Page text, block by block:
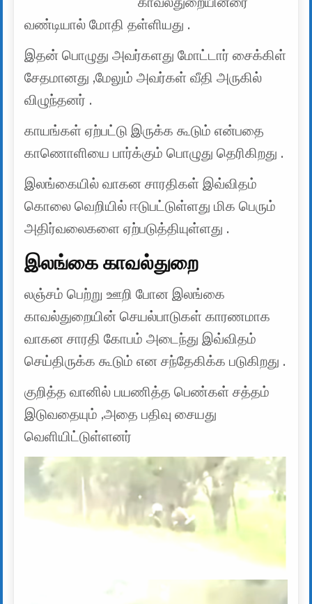
வண்டியால் மோதி தள்ளியது .
இதன் பொழுது அவர்களது மோட்டார் சைக்கிள்
சேதமானது ,மேலும் அவர்கள் வீதி அருகில்
விழுந்தனர் .
காயங்கள் ஏற்பட்டு இருக்க கூடும் என்பதை
காணொளியை பார்க்கும் பொழுது தெரிகிறது .
இலங்கையில் வாகன சாரதிகள் இவ்விதம்
கொலை வெறியில் ஈடுபட்டுள்ளது மிக பெரும்
அதிர்வலைகளை ஏற்படுத்தியுள்ளது .
இலங்கை காவல்துறை
லஞ்சம் பெற்று ஊறி போன இலங்கை
காவல்துறையின் செயல்பாடுகள் காரணமாக
வாகன சாரதி கோபம் அடைந்து இவ்விதம்
செய்திருக்க கூடும் என சந்தேகிக்க படுகிறது .
குறித்த வானில் பயணித்த பெண்கள் சத்தம்
இடுவதையும் ,அதை பதிவு சையது
வெளியிட்டுள்ளனர்